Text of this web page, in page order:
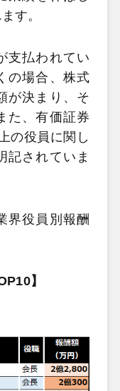
す。
支払われてい
の場合、株式
が決まり、そ
た、有価証券
の役員に関し
記されていま
界役員別報酬
】